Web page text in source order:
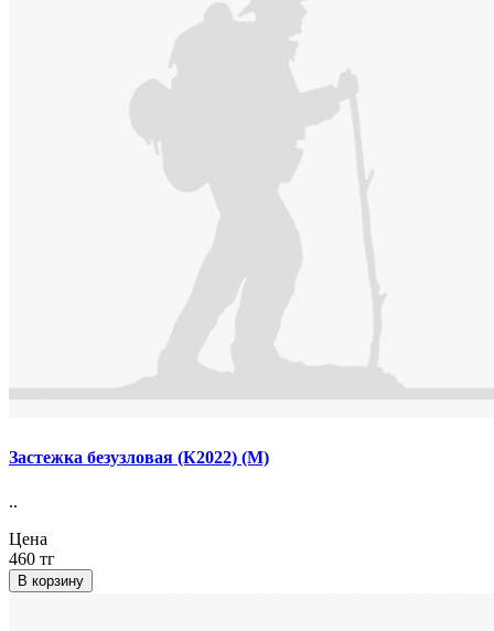
Застежка безузловая (К2022) (М)
..
Цена
460 тг
В корзину